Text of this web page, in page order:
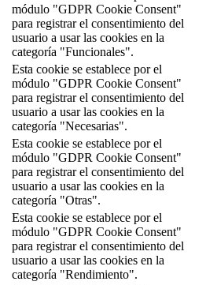
módulo "GDPR Cookie Consent"
para registrar el consentimiento del
usuario a usar las cookies en la
categoría "Funcionales".
Esta cookie se establece por el
módulo "GDPR Cookie Consent"
para registrar el consentimiento del
usuario a usar las cookies en la
categoría "Necesarias".
Esta cookie se establece por el
módulo "GDPR Cookie Consent"
para registrar el consentimiento del
usuario a usar las cookies en la
categoría "Otras".
Esta cookie se establece por el
módulo "GDPR Cookie Consent"
para registrar el consentimiento del
usuario a usar las cookies en la
categoría "Rendimiento".